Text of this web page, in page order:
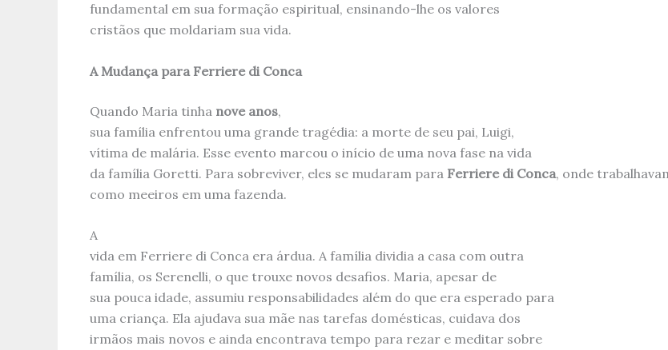
fundamental em sua formação espiritual, ensinando-lhe os valores
cristãos que moldariam sua vida.
A Mudança para Ferriere di Conca
Quando Maria tinha nove anos,
sua família enfrentou uma grande tragédia: a morte de seu pai, Luigi,
vítima de malária. Esse evento marcou o início de uma nova fase na vida
da família Goretti. Para sobreviver, eles se mudaram para Ferriere di Conca, onde
como meeiros em uma fazenda.
A
vida em Ferriere di Conca era árdua. A família dividia a casa com outra
família, os Serenelli, o que trouxe novos desafios. Maria, apesar de
sua pouca idade, assumiu responsabilidades além do que era esperado para
uma criança. Ela ajudava sua mãe nas tarefas domésticas, cuidava dos
irmãos mais novos e ainda encontrava tempo para rezar e meditar sobre